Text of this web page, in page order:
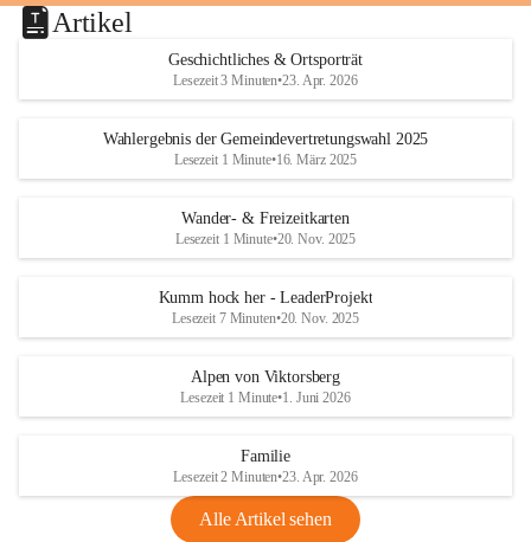
Artikel
Geschichtliches & Ortsporträt
Lesezeit 3 Minuten•23. Apr. 2026
Wahlergebnis der Gemeindevertretungswahl 2025
Lesezeit 1 Minute•16. März 2025
Wander- & Freizeitkarten
Lesezeit 1 Minute•20. Nov. 2025
Kumm hock her - LeaderProjekt
Lesezeit 7 Minuten•20. Nov. 2025
Alpen von Viktorsberg
Lesezeit 1 Minute•1. Juni 2026
Familie
Lesezeit 2 Minuten•23. Apr. 2026
Alle Artikel sehen